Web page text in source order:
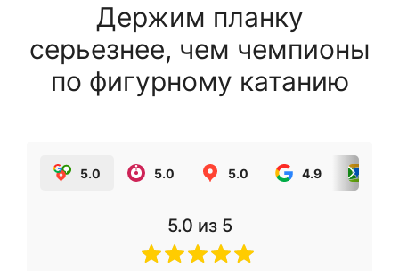
Держим планку
серьезнее, чем чемпионы
по фигурному катанию
5.0 5.0 5.0 4.9
5.0 из 5